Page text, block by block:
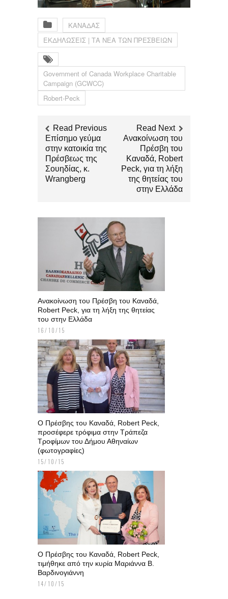
ΚΑΝΑΔΑΣ
ΕΚΔΗΛΩΣΕΙΣ | ΤΑ ΝΕΑ ΤΩΝ ΠΡΕΣΒΕΙΩΝ
Government of Canada Workplace Charitable
Campaign (GCWCC)
Robert-Peck
Read Previous
Επίσημο γεύμα
στην κατοικία της
Πρέσβεως της
Σουηδίας, κ.
Wrangberg
Read Next
Ανακοίνωση του
Πρέσβη του
Καναδά, Robert
Peck, για τη λήξη
της θητείας του
στην Ελλάδα
Ανακοίνωση του Πρέσβη του Καναδά,
Robert Peck, για τη λήξη της θητείας
του στην Ελλάδα
16/10/15
Ο Πρέσβης του Καναδά, Robert Peck,
προσέφερε τρόφιμα στην Τράπεζα
Τροφίμων του Δήμου Αθηναίων
(φωτογραφίες)
15/10/15
Ο Πρέσβης του Καναδά, Robert Peck,
τιμήθηκε από την κυρία Μαριάννα Β.
Βαρδινογιάννη
14/10/15